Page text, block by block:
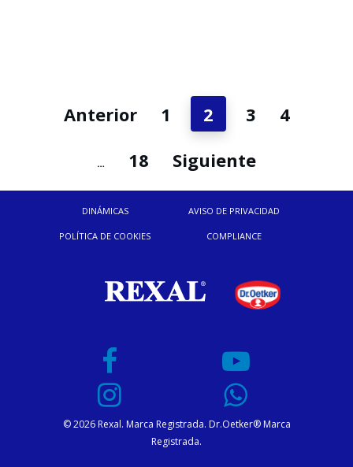
Anterior 1 2 3 4
… 18 Siguiente
DINÁMICAS AVISO DE PRIVACIDAD
POLÍTICA DE COOKIES COMPLIANCE
© 2026 Rexal. Marca Registrada. Dr.Oetker® Marca
Registrada.